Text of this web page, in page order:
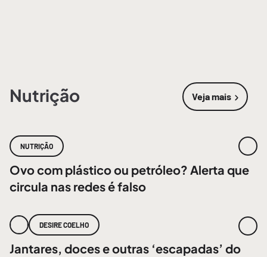
Nutrição Veja mais
sobre
NUTRIÇÃO
Ovo com plástico ou petróleo? Alerta que
circula nas redes é falso
DESIRE COELHO
Jantares, doces e outras ‘escapadas’ do